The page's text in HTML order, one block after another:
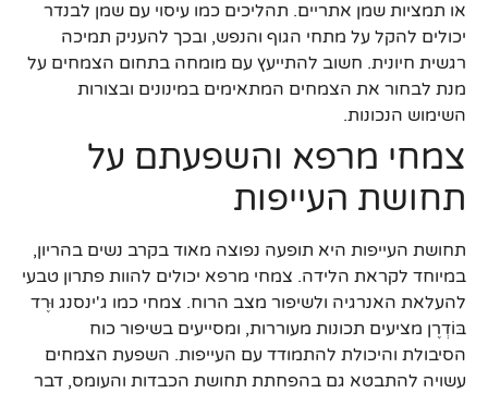
או תמציות שמן אתריים. תהליכים כמו עיסוי עם שמן לבנדר
יכולים להקל על מתחי הגוף והנפש, ובכך להעניק תמיכה
רגשית חיונית. חשוב להתייעץ עם מומחה בתחום הצמחים על
מנת לבחור את הצמחים המתאימים במינונים ובצורות
השימוש הנכונות.
צמחי מרפא והשפעתם על
תחושת העייפות
תחושת העייפות היא תופעה נפוצה מאוד בקרב נשים בהריון,
במיוחד לקראת הלידה. צמחי מרפא יכולים להוות פתרון טבעי
להעלאת האנרגיה ולשיפור מצב הרוח. צמחי כמו ג'ינסנג וּרֶד
בּוֹדְרֶן מציעים תכונות מעוררות, ומסייעים בשיפור כוח
הסיבולת והיכולת להתמודד עם העייפות. השפעת הצמחים
עשויה להתבטא גם בהפחתת תחושת הכבדות והעומס, דבר